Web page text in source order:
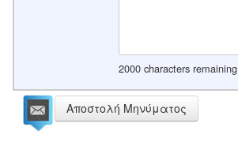
2000 characters remaining
Αποστολή Μηνύματος